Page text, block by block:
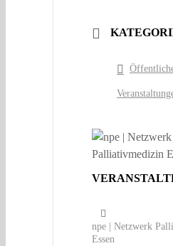
npe | Netzwerk
Essen